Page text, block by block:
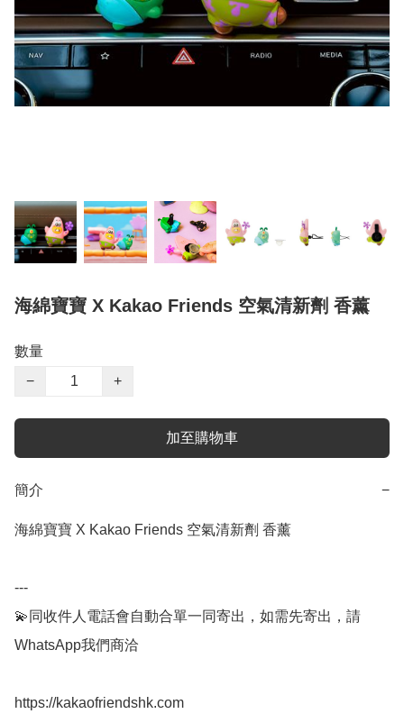
海綿寶寶 X Kakao Friends 空氣清新劑 香薰
數量
−
+
加至購物車
簡介 −
海綿寶寶 X Kakao Friends 空氣清新劑 香薰
---
💫同收件人電話會自動合單一同寄出，如需先寄出，請
WhatsApp我們商洽
https://kakaofriendshk.com